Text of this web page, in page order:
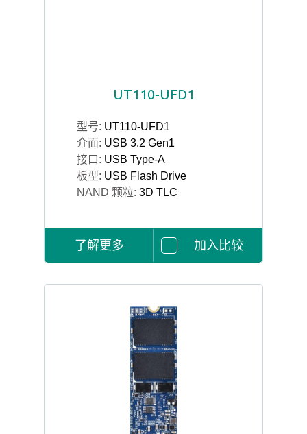
UT110-UFD1
型号: UT110-UFD1
介面: USB 3.2 Gen1
接口: USB Type-A
板型: USB Flash Drive
NAND 颗粒: 3D TLC
了解更多 加入比较